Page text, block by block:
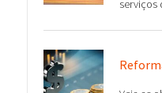
serviços